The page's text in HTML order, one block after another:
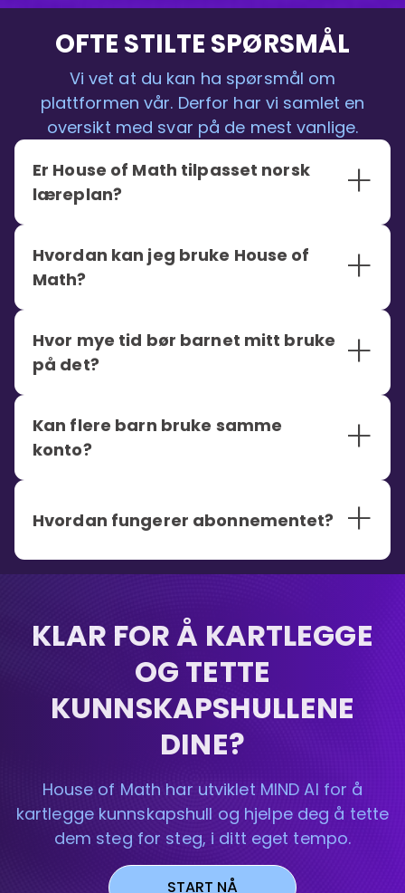
OFTE STILTE SPØRSMÅL
Vi vet at du kan ha spørsmål om
plattformen vår. Derfor har vi samlet en
oversikt med svar på de mest vanlige.
Er House of Math tilpasset norsk
læreplan?
+
Hvordan kan jeg bruke House of
Math?
+
Hvor mye tid bør barnet mitt bruke
på det?
+
Kan flere barn bruke samme
konto?
+
Hvordan fungerer abonnementet? +
KLAR FOR Å KARTLEGGE
OG TETTE
KUNNSKAPSHULLENE
DINE?
House of Math har utviklet MIND AI for å
kartlegge kunnskapshull og hjelpe deg å tette
dem steg for steg, i ditt eget tempo.
START NÅ